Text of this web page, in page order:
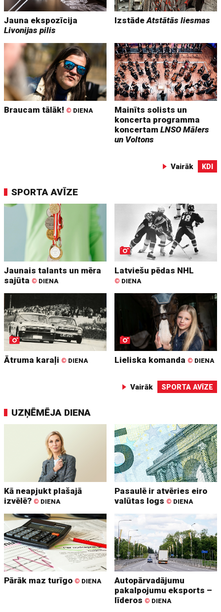
Jauna ekspozīcija
Livonijas pilis
IzstādeAtstātās liesmas
Braucam tālāk! © DIENA
Mainīts solists un
koncerta programma
koncertamLNSO Mālers
un Voltons
Vairāk KDI
SPORTA AVĪZE
Jaunais talants un mēra
sajūta © DIENA
Latviešu pēdas NHL
© DIENA
Ātruma karaļi © DIENA Lieliska komanda © DIENA
Vairāk SPORTA AVĪZE
UZŅĒMĒJA DIENA
Kā neapjukt plašajā
izvēlē? © DIENA
Pasaulē ir atvēries eiro
valūtas logs © DIENA
Pārāk maz turīgo © DIENA
Autopārvadājumu
pakalpojumu eksports –
līderos © DIENA